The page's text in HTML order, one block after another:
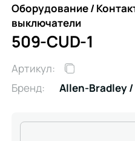
Оборудование /
выключатели
509-CUD-1
Артикул:
Бренд:
Allen-Bradley